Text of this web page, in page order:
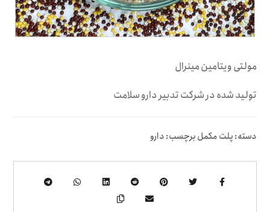
مولتی ویتامین مینرال
تولید شده در شرکت تدبیر دارو سلامت
دسته:پلت مکملبرچسب:دارو